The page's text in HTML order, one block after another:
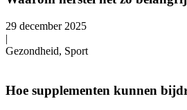
29 december 2025
|
Gezondheid, Sport
Hoe supplementen kunnen